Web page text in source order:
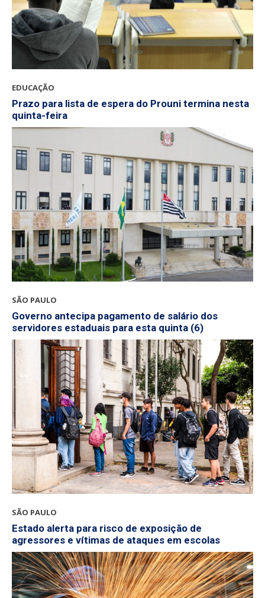
EDUCAÇÃO
Prazo para lista de espera do Prouni termina nesta
quinta-feira
SÃO PAULO
Governo antecipa pagamento de salário dos
servidores estaduais para esta quinta (6)
SÃO PAULO
Estado alerta para risco de exposição de
agressores e vítimas de ataques em escolas